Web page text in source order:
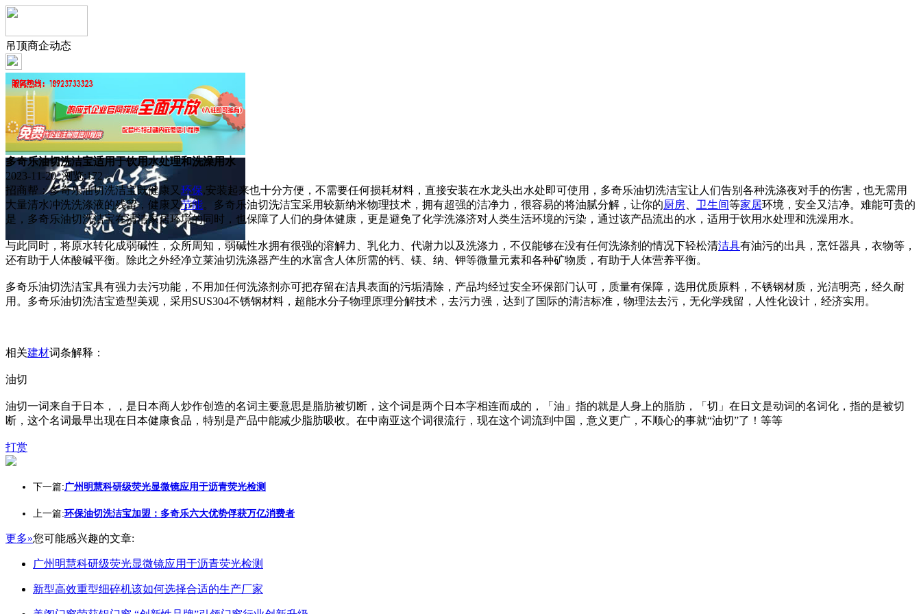
吊顶商企动态
多奇乐油切洗洁宝适用于饮用水处理和洗澡用水
2023-11-20 浏览:172
招商帮：多奇乐油切洗洁宝既健康又 环保,安装起来也十分方便，不需要任何损耗材料，直接安装在水龙头出水处即可使用，多奇乐油切洗洁宝让人们告别各种洗涤夜对手的伤害，也无需用
大量清水冲洗洗涤液的残留，健康又节能。多奇乐油切洗洁宝采用较新纳米物理技术，拥有超强的洁净力，很容易的将油腻分解，让你的厨房 卫生间等家居环境，安全又洁净。难能可贵的
是，多奇乐油切洗洁宝在清洁家居环境的同时，也保障了人们的身体健康，更是避免了化学洗涤济对人类生活环境的污染，通过该产品流出的水，适用于饮用水处理和洗澡用水。
与此同时，将原水转化成弱碱性，众所周知，弱碱性水拥有很强的溶解力、乳化力、代谢力以及洗涤力，不仅能够在没有任何洗涤剂的情况下轻松清洁具有油污的出具，烹饪器具，衣物等，
还有助于人体酸碱平衡。除此之外经净立莱油切洗涤器产生的水富含人体所需的钙、镁、纳、钾等微量元素和各种矿物质，有助于人体营养平衡。
多奇乐油切洗洁宝具有强力去污功能，不用加任何洗涤剂亦可把存留在洁具表面的污垢清除，产品均经过安全环保部门认可，质量有保障，选用优质原料，不锈钢材质，光洁明亮，经久耐
用。多奇乐油切洗洁宝造型美观，采用SUS304不锈钢材料，超能水分子物理原理分解技术，去污力强，达到了国际的清洁标准，物理法去污，无化学残留，人性化设计，经济实用。
相关建材词条解释：
油切
油切一词来自于日本，，是日本商人炒作创造的名词主要意思是脂肪被切断，这个词是两个日本字相连而成的，「油」指的就是人身上的脂肪，「切」在日文是动词的名词化，指的是被切
断，这个名词最早出现在日本健康食品，特别是产品中能减少脂肪吸收。在中南亚这个词很流行，现在这个词流到中国，意义更广，不顺心的事就“油切”了！等等
打赏
下一篇:广州明慧科研级荧光显微镜应用于沥青荧光检测
上一篇:环保油切洗洁宝加盟：多奇乐六大优势俘获万亿消费者
更多»您可能感兴趣的文章:
广州明慧科研级荧光显微镜应用于沥青荧光检测
新型高效重型细碎机该如何选择合适的生产厂家